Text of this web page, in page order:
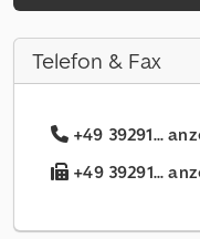
Telefon & Fax
+49 39291...
+49 39291...